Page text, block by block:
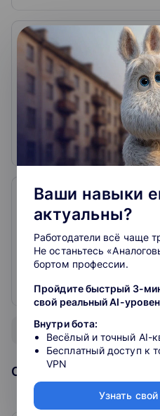
Кравченко
курсов
Эксперт по
бюджетной сферы, член
по бюджетному учету и
Беляева
5 курсов
Эксперт по учету в
практикующий
Показать всех
Образовательная
Ваши навыки
актуальны?
Работодатели всё чаще
Не останьтесь
бортом профессии.
Пройдите быстрый 3-
свой реальный AI-
Внутри бота:
Весёлый и точный AI-
Бесплатный доступ к
VPN
Узнать